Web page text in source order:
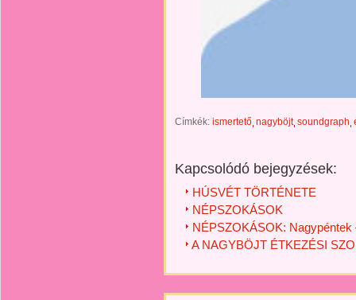
Címkék: ismertető nagyböjt soundgraph
Kapcsolódó bejegyzések:
HÚSVÉT TÖRTÉNETE
NÉPSZOKÁSOK
NÉPSZOKÁSOK:
A NAGYBÖJT ÉTKEZÉSI